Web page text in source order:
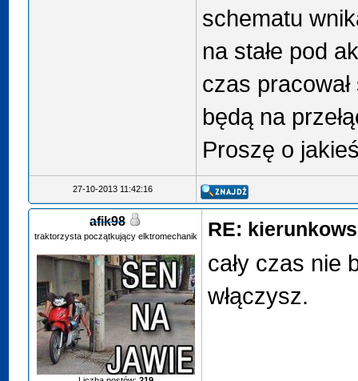
schematu
na stałe pod
czas
będą na
Proszę o
27-10-2013 11:42:16
afik98
traktorzysta początkujący elktromechanik RE:
cały czas nie
włączysz.